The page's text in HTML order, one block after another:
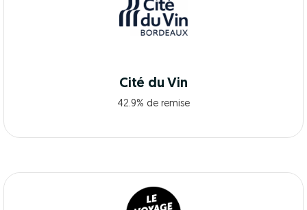
Cité du Vin
42.9% de remise